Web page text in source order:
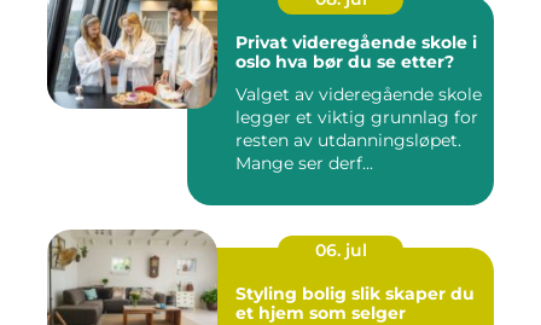
Privat videregående skole i
oslo hva bør du se etter?
Valget av videregående skole
legger et viktig grunnlag for
resten av utdanningsløpet.
Mange ser derf...
06. jul
Styling bolig slik skaper du
et hjem som selger